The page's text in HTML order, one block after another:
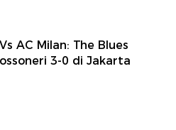
AC Milan: The Blues
3-0 di Jakarta